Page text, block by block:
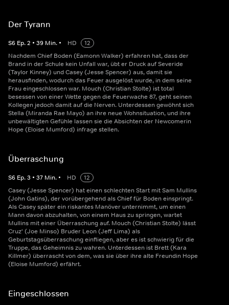
Der Tyrann
S6 Ep.2 • 39 Min. • HD
12
Nachdem Chief Boden (Eamonn Walker) erfahren hat, dass der
Brand in der Schule kein Unfall war, übt er Druck auf Severide
(Taylor Kinney) und Casey (Jesse Spencer) aus, damit sie
herausfinden, wodurch das Feuer ausgelöst wurde, in dem seine
Frau eingeschlossen war. Mouch (Christian Stolte) ist total
besessen von einer Wette gegen die Feuerwache 87, geht seinen
Kollegen jedoch damit auf die Nerven. Unterdessen gewöhnt sich
Stella (Miranda Rae Mayo) an ihre neue Wohnsituation, und ihre
unbewältigten Gefühle lassen sie die Absichten der Newcomerin
Hope (Eloise Mumford) infrage stellen.
Überraschung
S6 Ep.3 • 37 Min. • HD
12
Casey (Jesse Spencer) hat einen schlechten Start mit Sam Mullins
(John Gatins), der vorübergehend als Chief für Boden einspringt.
Als Casey später ein riskantes Manöver unternimmt, um einen
Mann davon abzuhalten, von einem Haus zu springen, wartet
Mullins mit einer Überraschung auf. Mouch (Christian Stolte) lässt
Cruz' (Joe Minso) Bruder Leon (Jeff Lima) als
Geburtstagsüberraschung einfliegen, aber es ist schwierig für die
Truppe, das Geheimnis zu wahren. Unterdessen ist Brett (Kara
Killmer) überrascht von dem, was sie über ihre alte Freundin Hope
(Eloise Mumford) erfährt.
Eingeschlossen